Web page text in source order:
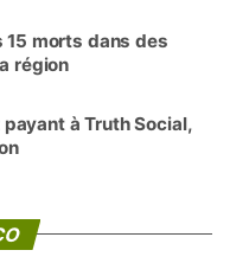
15 morts dans des
région
à Truth Social,